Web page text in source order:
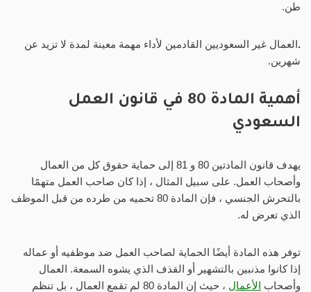
طن.
.العمال غير السعوديين القادمين لأداء مهمة معينة لمدة لا تزيد عن
شهرين.
أهمية المادة 80 في قانون العمل
السعودي
يهدف قانون المادتين 80 و 81 إلى حماية حقوق كل من العمال
وأصحاب العمل. على سبيل المثال ، إذا كان صاحب العمل متهمًا
بالتحرش الجنسي ، فإن المادة 80 تحميه من طرده من قبل الموظف
الذي تعرض له.
توفر هذه المادة أيضًا الحماية لصاحب العمل ضد موظفيه أو عماله
إذا كانوا مذنبين بالتشهير أو القذف الذي يشوه السمعة. العمال
وأصحاب الأعمال
، حيث إن المادة 80 لم تقمع العمال ، بل تنظم